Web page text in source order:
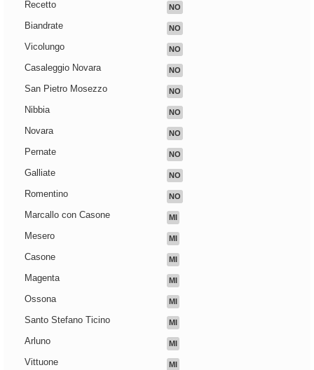
Recetto NO
Biandrate NO
Vicolungo NO
Casaleggio Novara NO
San Pietro Mosezzo NO
Nibbia NO
Novara NO
Pernate NO
Galliate NO
Romentino NO
Marcallo con Casone MI
Mesero MI
Casone MI
Magenta MI
Ossona MI
Santo Stefano Ticino MI
Arluno MI
Vittuone MI